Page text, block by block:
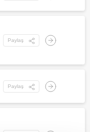
Paylaş
Paylaş